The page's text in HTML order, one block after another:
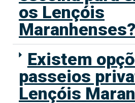
os Lençóis
Maranhenses?
Existem
passeios
Lençóis